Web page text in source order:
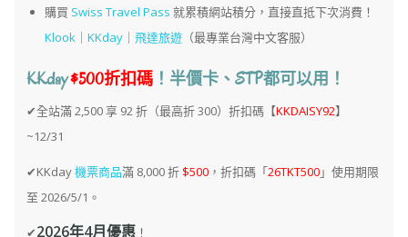
購買 Swiss Travel Pass 就累積網站積分，直接直抵下次消費！
Klook｜ KKday｜ 飛達旅遊（最專業台灣中文客服）
KKday$500折扣碼！半價卡、STP都可以用！
✔全站滿 2,500 享 92 折（最高折 300）折扣碼【KKDAISY92】
~12/31
✔KKday機票商品滿 8,000 折 $500，折扣碼「26TKT500」使用期限
至 2026/5/1。
✔2026年4月優惠！